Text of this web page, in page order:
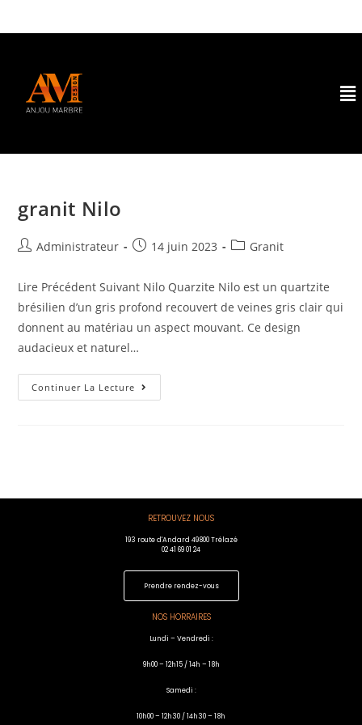
granit Nilo
Administrateur 14 juin 2023 Granit
Lire Précédent Suivant Nilo Quarzite Nilo est un quartzite
brésilien d’un gris profond recouvert de veines gris clair qui
donnent au matériau un aspect mouvant. Ce design
audacieux et naturel…
Continuer La Lecture
RETROUVEZ NOUS
193 route d'Andard 49800 Trélazé
02 41 69 01 24
Prendre rendez-vous
NOS HORRAIRES
Lundi – Vendredi :
9h00 – 12h15 / 14h – 18h
Samedi :
10h00 – 12h30 / 14h30 – 18h